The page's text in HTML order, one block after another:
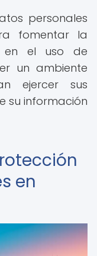
personales
fomentar la
en el uso de
un ambiente
ejercer sus
su información
en